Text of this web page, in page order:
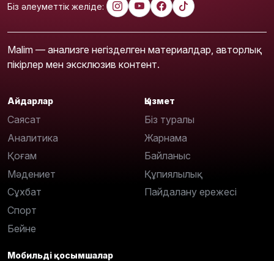
Біз әлеуметтік желіде:
Malim — анализге негізделген материалдар, авторлық
пікірлер мен эксклюзив контент.
Айдарлар
Саясат
Аналитика
Қоғам
Мәдениет
Сұхбат
Спорт
Бейне
Қызмет
Біз туралы
Жарнама
Байланыс
Құпиялылық
Пайдалану ережесі
Мобильді қосымшалар